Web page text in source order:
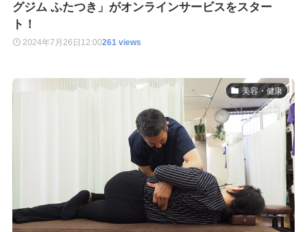
グジム ふたつき」がオンラインサービスをスター
ト！
2024年7月26日 12:00261 views
美容・健康